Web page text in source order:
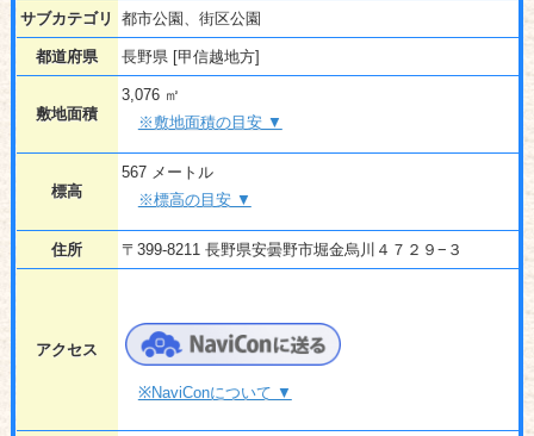
サブカテゴリ 都市公園、街区公園
都道府県 長野県 [甲信越地方]
敷地面積
3,076 ㎡
※敷地面積の目安 ▼
標高
567 メートル
※標高の目安 ▼
住所 〒399-8211 長野県安曇野市堀金烏川４７２９−３
アクセス
※NaviConについて ▼